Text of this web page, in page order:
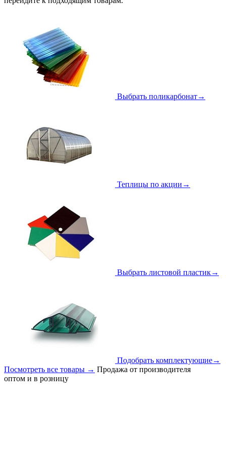
Выбрать поликарбонат→
Теплицы по акции →
Выбрать листовой пластик→
Подобрать комплектующие→
Посмотреть все товары → Продажа от производителя
оптом и в розницу